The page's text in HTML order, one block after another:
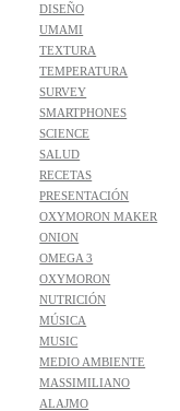
DISEÑO
UMAMI
TEXTURA
TEMPERATURA
SURVEY
SMARTPHONES
SCIENCE
SALUD
RECETAS
PRESENTACIÓN
OXYMORON MAKER
ONION
OMEGA 3
OXYMORON
NUTRICIÓN
MÚSICA
MUSIC
MEDIO AMBIENTE
MASSIMILIANO
ALAJMO